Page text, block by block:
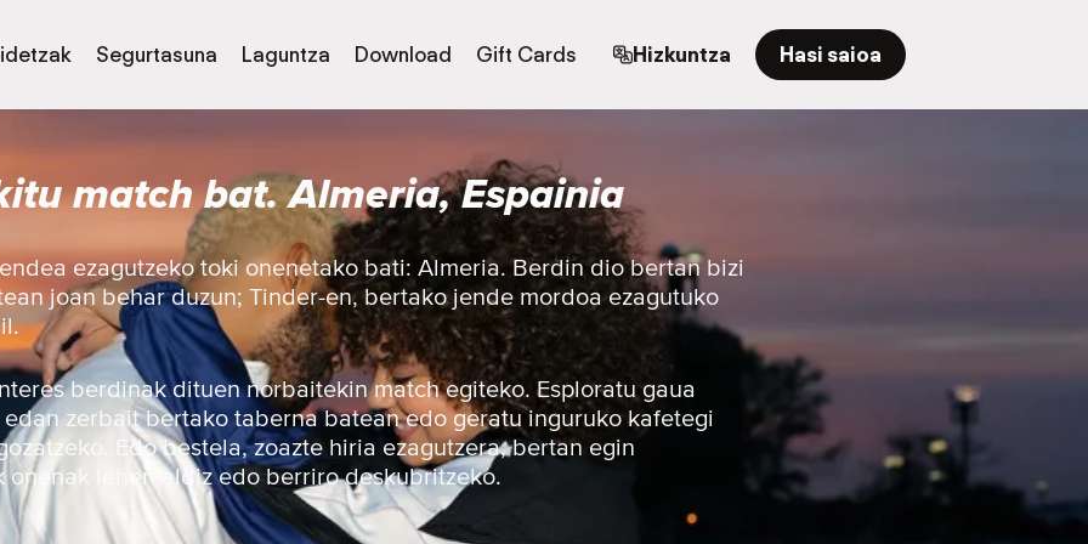
Segurtasuna Laguntza Download Gift Cards Hizkuntza Hasi saioa
match bat. Almeria, Espainia
ezagutzeko toki onenetako bati: Almeria. Berdin dio bertan bizi
joan behar duzun; Tinder-en, bertako jende mordoa ezagutuko
berdinak dituen norbaitekin match egiteko. Esploratu gaua
edan zerbait bertako taberna batean edo geratu inguruko kafetegi
Edo bestela, zoazte hiria ezagutzera, bertan egin
onenak lehen aldiz edo berriro deskubritzeko.